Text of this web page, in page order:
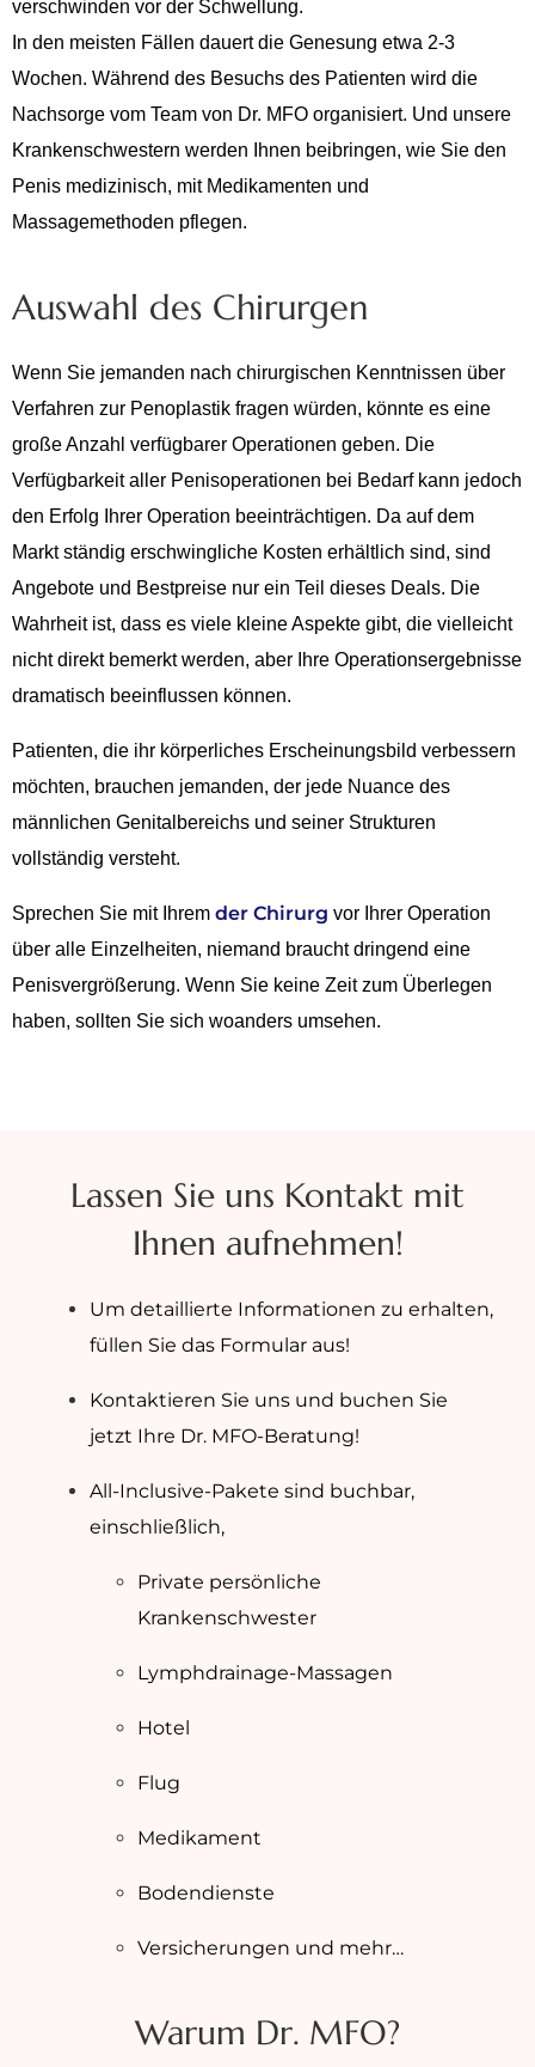
verschwinden vor der Schwellung.
In den meisten Fällen dauert die Genesung etwa 2-3
Wochen. Während des Besuchs des Patienten wird die
Nachsorge vom Team von Dr. MFO organisiert. Und unsere
Krankenschwestern werden Ihnen beibringen, wie Sie den
Penis medizinisch, mit Medikamenten und
Massagemethoden pflegen.
Auswahl des Chirurgen
Wenn Sie jemanden nach chirurgischen Kenntnissen über
Verfahren zur Penoplastik fragen würden, könnte es eine
große Anzahl verfügbarer Operationen geben. Die
Verfügbarkeit aller Penisoperationen bei Bedarf kann jedoch
den Erfolg Ihrer Operation beeinträchtigen. Da auf dem
Markt ständig erschwingliche Kosten erhältlich sind, sind
Angebote und Bestpreise nur ein Teil dieses Deals. Die
Wahrheit ist, dass es viele kleine Aspekte gibt, die vielleicht
nicht direkt bemerkt werden, aber Ihre Operationsergebnisse
dramatisch beeinflussen können.
Patienten, die ihr körperliches Erscheinungsbild verbessern
möchten, brauchen jemanden, der jede Nuance des
männlichen Genitalbereichs und seiner Strukturen
vollständig versteht.
Sprechen Sie mit Ihrem der Chirurg vor Ihrer Operation
über alle Einzelheiten, niemand braucht dringend eine
Penisvergrößerung. Wenn Sie keine Zeit zum Überlegen
haben, sollten Sie sich woanders umsehen.
Lassen Sie uns Kontakt mit
Ihnen aufnehmen!
Um detaillierte Informationen zu erhalten,
füllen Sie das Formular aus!
Kontaktieren Sie uns und buchen Sie
jetzt Ihre Dr. MFO-Beratung!
All-Inclusive-Pakete sind buchbar,
einschließlich,
Private persönliche
Krankenschwester
Lymphdrainage-Massagen
Hotel
Flug
Medikament
Bodendienste
Versicherungen und mehr…
Warum Dr. MFO?